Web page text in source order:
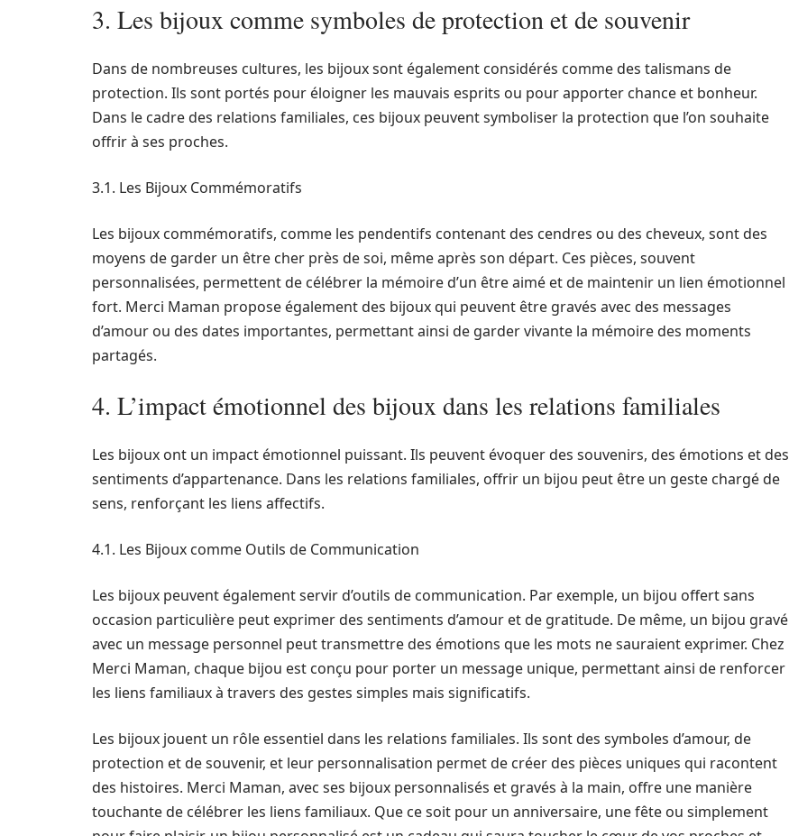
3. Les bijoux comme symboles de protection et de souvenir
Dans de nombreuses cultures, les bijoux sont également considérés comme des talismans de
protection. Ils sont portés pour éloigner les mauvais esprits ou pour apporter chance et bonheur.
Dans le cadre des relations familiales, ces bijoux peuvent symboliser la protection que l’on souhaite
offrir à ses proches.
3.1. Les Bijoux Commémoratifs
Les bijoux commémoratifs, comme les pendentifs contenant des cendres ou des cheveux, sont des
moyens de garder un être cher près de soi, même après son départ. Ces pièces, souvent
personnalisées, permettent de célébrer la mémoire d’un être aimé et de maintenir un lien émotionnel
fort. Merci Maman propose également des bijoux qui peuvent être gravés avec des messages
d’amour ou des dates importantes, permettant ainsi de garder vivante la mémoire des moments
partagés.
4. L’impact émotionnel des bijoux dans les relations familiales
Les bijoux ont un impact émotionnel puissant. Ils peuvent évoquer des souvenirs, des émotions et des
sentiments d’appartenance. Dans les relations familiales, offrir un bijou peut être un geste chargé de
sens, renforçant les liens affectifs.
4.1. Les Bijoux comme Outils de Communication
Les bijoux peuvent également servir d’outils de communication. Par exemple, un bijou offert sans
occasion particulière peut exprimer des sentiments d’amour et de gratitude. De même, un bijou gravé
avec un message personnel peut transmettre des émotions que les mots ne sauraient exprimer. Chez
Merci Maman, chaque bijou est conçu pour porter un message unique, permettant ainsi de renforcer
les liens familiaux à travers des gestes simples mais significatifs.
Les bijoux jouent un rôle essentiel dans les relations familiales. Ils sont des symboles d’amour, de
protection et de souvenir, et leur personnalisation permet de créer des pièces uniques qui racontent
des histoires. Merci Maman, avec ses bijoux personnalisés et gravés à la main, offre une manière
touchante de célébrer les liens familiaux. Que ce soit pour un anniversaire, une fête ou simplement